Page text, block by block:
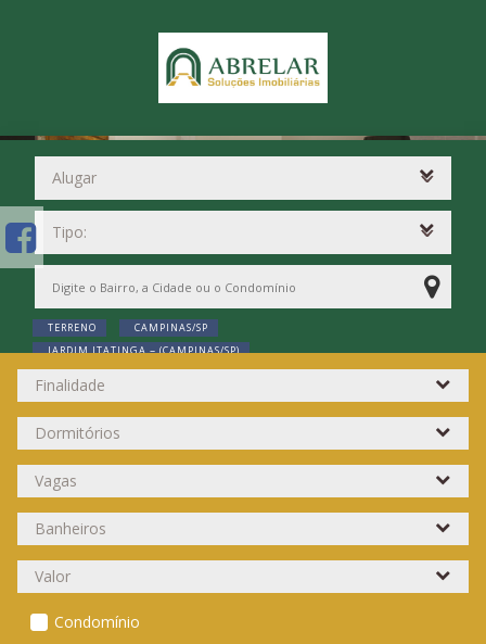
TERRENO
CAMPINAS/SP
JARDIM ITATINGA ~ (CAMPINAS/SP)
Condomínio